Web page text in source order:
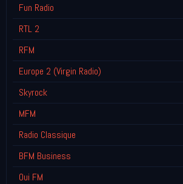
Fun Radio
RTL 2
RFM
Europe 2 (Virgin Radio)
Skyrock
MFM
Radio Classique
BFM Business
Oui FM